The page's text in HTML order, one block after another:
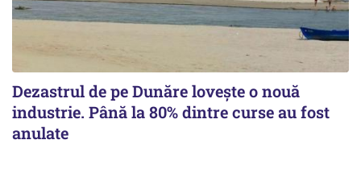
Dezastrul de pe Dunăre lovește o nouă
industrie. Până la 80% dintre curse au fost
anulate